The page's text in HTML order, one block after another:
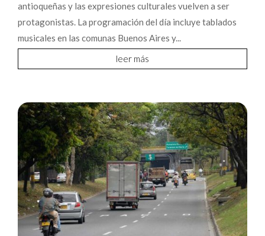
antioqueñas y las expresiones culturales vuelven a ser
protagonistas. La programación del día incluye tablados
musicales en las comunas Buenos Aires y...
leer más